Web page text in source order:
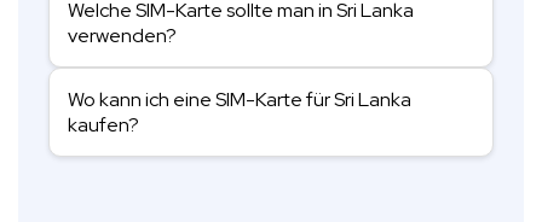
Welche SIM-Karte sollte man in Sri Lanka
verwenden?
Wo kann ich eine SIM-Karte für Sri Lanka
kaufen?